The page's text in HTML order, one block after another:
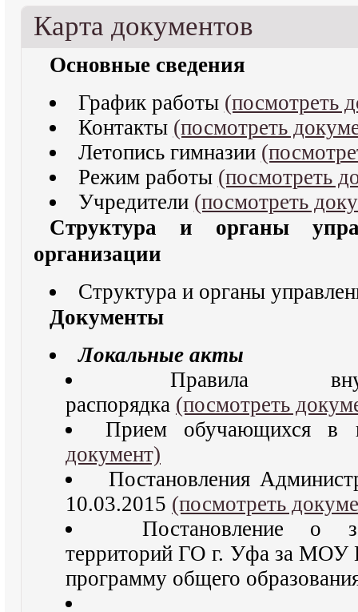
Карта документов
Основные сведения
График работы (посмотреть
Контакты (посмотреть
Летопись гимназии
Режим работы (посмотреть
Учредители (посмотреть
Структура и органы
организации
Структура и органы
Документы
Локальные акты
Правила
распорядка (посмотреть
Прием обучающихся в
документ)
Постановления
10.03.2015 (посмотреть
Постановление о
территорий ГО г. Уфа за МОУ
программу общего